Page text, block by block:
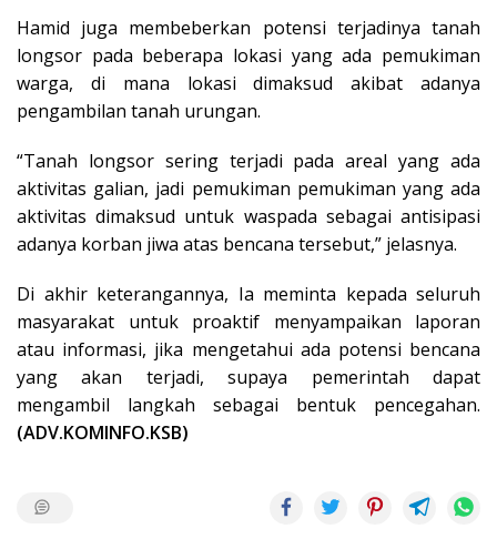
Hamid juga membeberkan potensi terjadinya tanah
longsor pada beberapa lokasi yang ada pemukiman
warga, di mana lokasi dimaksud akibat adanya
pengambilan tanah urungan.
“Tanah longsor sering terjadi pada areal yang ada
aktivitas galian, jadi pemukiman pemukiman yang ada
aktivitas dimaksud untuk waspada sebagai antisipasi
adanya korban jiwa atas bencana tersebut,” jelasnya.
Di akhir keterangannya, Ia meminta kepada seluruh
masyarakat untuk proaktif menyampaikan laporan
atau informasi, jika mengetahui ada potensi bencana
yang akan terjadi, supaya pemerintah dapat
mengambil langkah sebagai bentuk pencegahan.
(ADV.KOMINFO.KSB)